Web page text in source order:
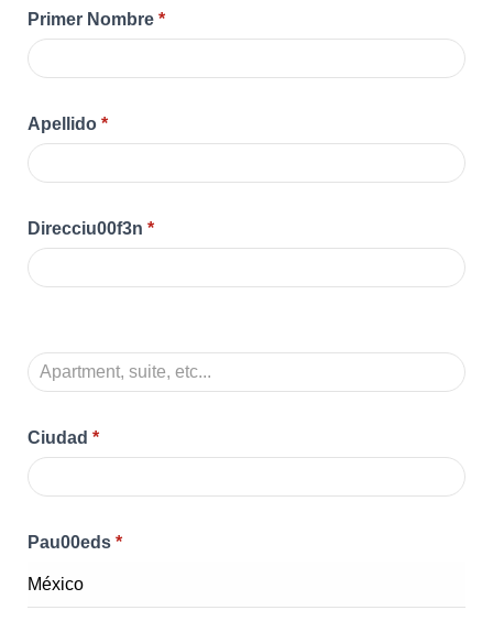
Primer Nombre *
Apellido *
Direcciu00f3n *
Ciudad *
Pau00eds *